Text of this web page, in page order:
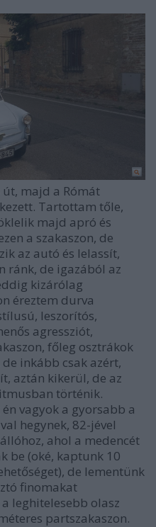
majd a Rómát
Tartottam tőle,
majd apró és
a szakaszon, de
az autó és lelassít,
ránk, de igazából az
kizárólag
éreztem durva
leszorítós,
agressziót,
főleg osztrákok
inkább csak azért,
aztán kikerül, de az
történik.
vagyok a gyorsabb a
hegynek, 82-jével
ahol a medencét
be (oké, kaptunk 10
de lementünk
finomakat
leghitelesebb olasz
partszakaszon.